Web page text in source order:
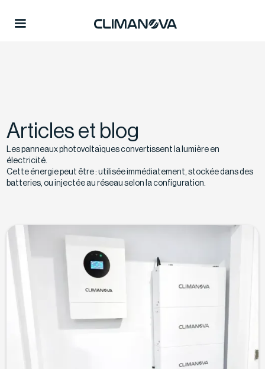
Articles et blog
Les panneaux photovoltaïques convertissent la lumière en
électricité.
Cette énergie peut être : utilisée immédiatement, stockée dans des
batteries, ou injectée au réseau selon la configuration.